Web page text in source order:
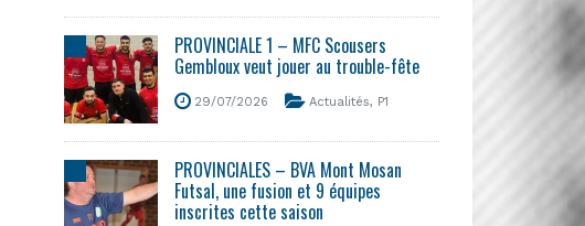
PROVINCIALE 1 – MFC Scousers
Gembloux veut jouer au trouble-fête
29/07/2026 Actualités, P1
PROVINCIALES – BVA Mont Mosan
Futsal, une fusion et 9 équipes
inscrites cette saison